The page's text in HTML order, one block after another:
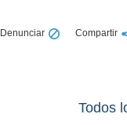
Denunciar Compartir
Todos